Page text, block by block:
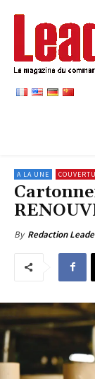
A LA UNE
By Redaction